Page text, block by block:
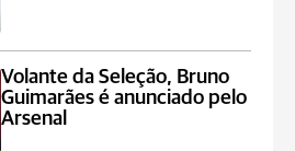
Volante da Seleção, Bruno
Guimarães é anunciado pelo
Arsenal